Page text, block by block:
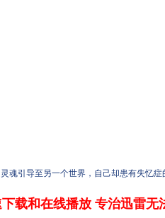
导至另一个世界，自己却患有失忆症
载和在线播放 专治迅雷无